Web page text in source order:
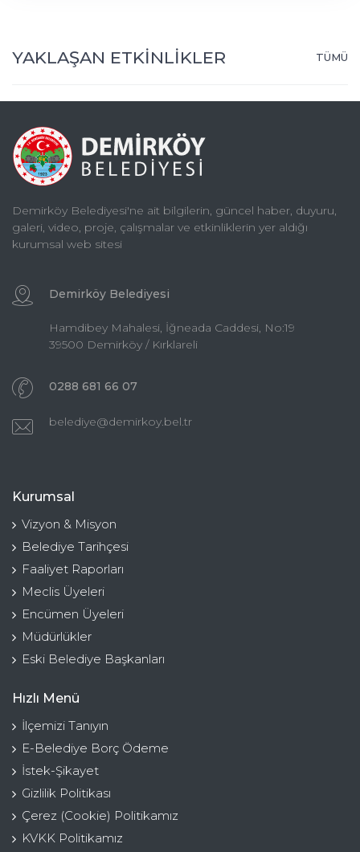
YAKLAŞAN ETKİNLİKLER TÜMÜ
Demirköy Belediyesi'ne ait bilgilerin, güncel haber, duyuru,
galeri, video, proje, çalışmalar ve etkinliklerin yer aldığı
kurumsal web sitesi
Demirköy Belediyesi
Hamdibey Mahalesi, İğneada Caddesi, No:19
39500 Demirköy / Kırklareli
0288 681 66 07
belediye@demirkoy.bel.tr
Kurumsal
Vizyon & Misyon
Belediye Tarihçesi
Faaliyet Raporları
Meclis Üyeleri
Encümen Üyeleri
Müdürlükler
Eski Belediye Başkanları
Hızlı Menü
İlçemizi Tanıyın
E-Belediye Borç Ödeme
İstek-Şikayet
Gizlilik Politikası
Çerez (Cookie) Politikamız
KVKK Politikamız